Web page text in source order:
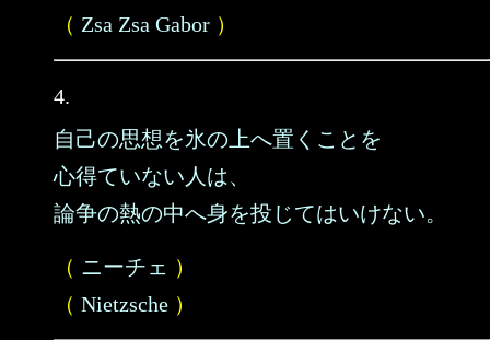
（ Zsa Zsa Gabor ）
4.
自己の思想を氷の上へ置くことを
心得ていない人は、
論争の熱の中へ身を投じてはいけない。
（ ニーチェ ）
（ Nietzsche ）